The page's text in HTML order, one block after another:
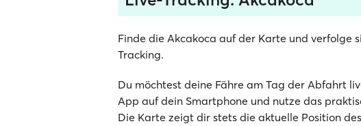
Finde die Akcakoca auf der Karte und verfolge
Tracking.
Du möchtest deine Fähre am Tag der Abfahrt
App auf dein Smartphone und nutze das
Die Karte zeigt dir stets die aktuelle Position